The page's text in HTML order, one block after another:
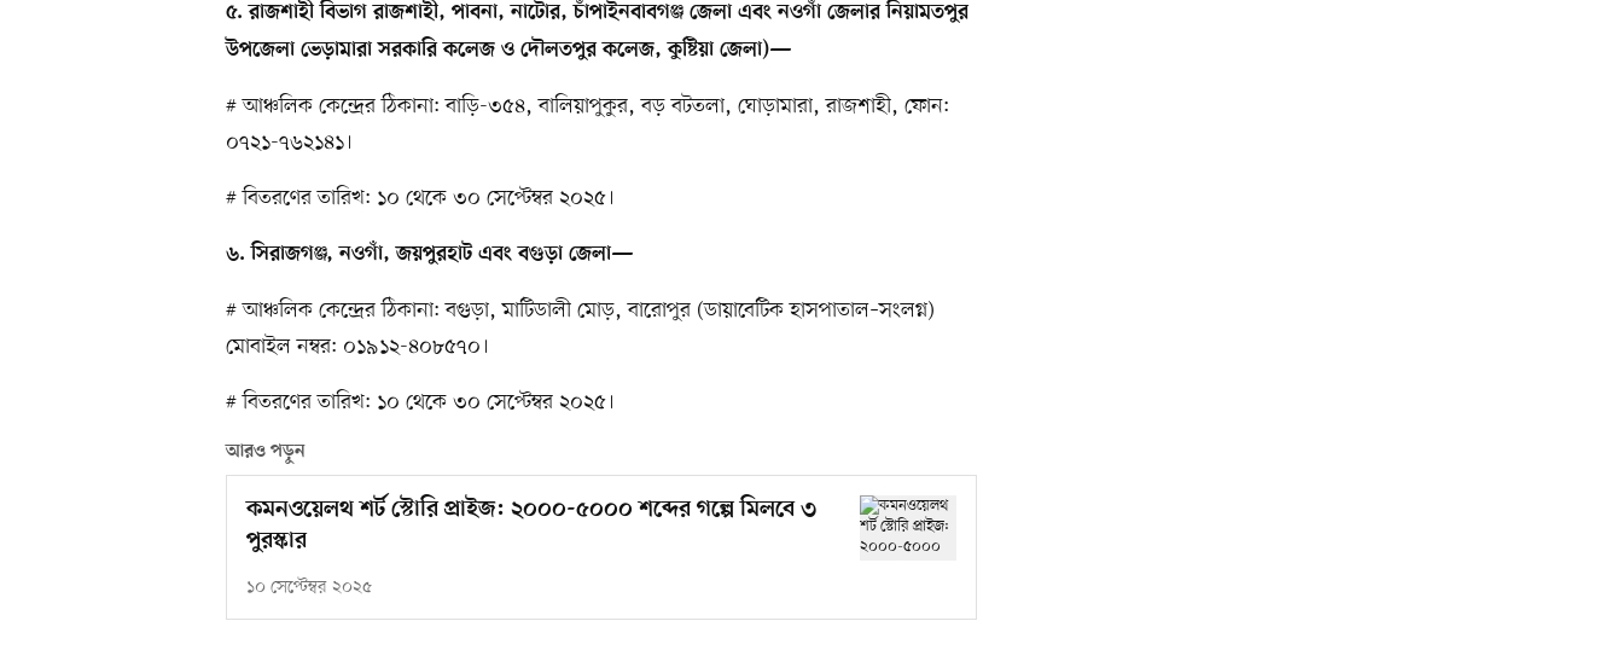
৫. রাজশাহী বিভাগ রাজশাহী, পাবনা, নাটোর, চাঁপাইনবাবগঞ্জ জেলা এবং নওগাঁ জেলার নিয়ামতপুর
উপজেলা ভেড়ামারা সরকারি কলেজ ও দৌলতপুর কলেজ, কুষ্টিয়া জেলা)—
# আঞ্চলিক কেন্দ্রের ঠিকানা: বাড়ি-৩৫৪, বালিয়াপুকুর, বড় বটতলা, ঘোড়ামারা, রাজশাহী, ফোন:
০৭২১-৭৬২১৪১।
# বিতরণের তারিখ: ১০ থেকে ৩০ সেপ্টেম্বর ২০২৫।
৬. সিরাজগঞ্জ, নওগাঁ, জয়পুরহাট এবং বগুড়া জেলা—
# আঞ্চলিক কেন্দ্রের ঠিকানা: বগুড়া, মাটিডালী মোড়, বারোপুর (ডায়াবেটিক হাসপাতাল–সংলগ্ন)
মোবাইল নম্বর: ০১৯১২-৪০৮৫৭০।
# বিতরণের তারিখ: ১০ থেকে ৩০ সেপ্টেম্বর ২০২৫।
আরও পড়ুন
কমনওয়েলথ শর্ট স্টোরি প্রাইজ: ২০০০-৫০০০ শব্দের গল্পে মিলবে ৩
পুরস্কার
১০ সেপ্টেম্বর ২০২৫